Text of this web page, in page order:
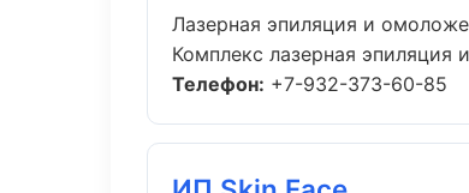
Лазерная эпиляция и
Комплекс лазерная
Телефон: +7-932-373-60-85